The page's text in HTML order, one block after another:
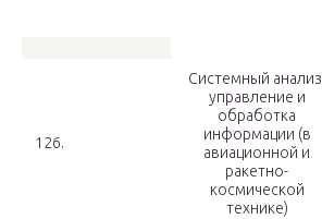
126.
Системный анализ,
управление и
обработка
информации (в
авиационной и
ракетно-
космической
технике)